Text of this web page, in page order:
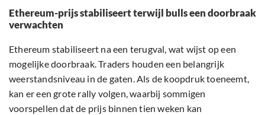
Ethereum-prijs stabiliseert terwijl bulls een doorbraak
verwachten
Ethereum stabiliseert na een terugval, wat wijst op een
mogelijke doorbraak. Traders houden een belangrijk
weerstandsniveau in de gaten. Als de koopdruk toeneemt,
kan er een grote rally volgen, waarbij sommigen
voorspellen dat de prijs binnen tien weken kan